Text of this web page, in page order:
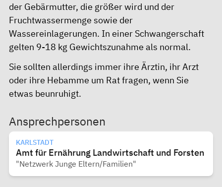
der Gebärmutter, die größer wird und der
Fruchtwassermenge sowie der
Wassereinlagerungen. In einer Schwangerschaft
gelten 9-18 kg Gewichtszunahme als normal.
Sie sollten allerdings immer ihre Ärztin, ihr Arzt
oder ihre Hebamme um Rat fragen, wenn Sie
etwas beunruhigt.
Ansprechpersonen
KARLSTADT
Amt für Ernährung Landwirtschaft und Forsten
"Netzwerk Junge Eltern/Familien"